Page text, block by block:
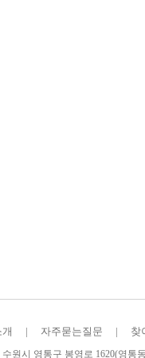
| 자주묻는질문 | 찾
수원시 영통구 봉영로 1620(영통